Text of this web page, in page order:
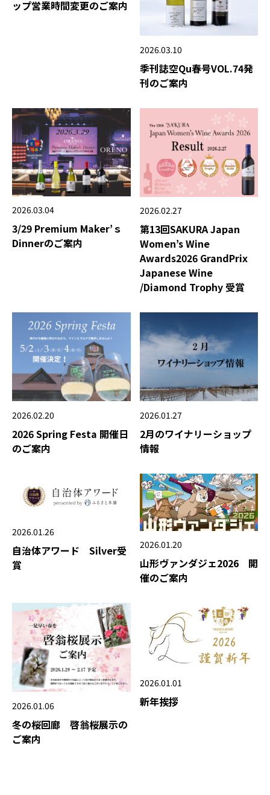
ップ営業時間変更のご案内
2026.03.10
季刊誌空Qu春号VOL.74発
刊のご案内
2026.03.04
3/29 Premium Maker’ｓ
Dinnerのご案内
2026.02.27
第13回SAKURA Japan
Women’s Wine
Awards2026 GrandPrix
Japanese Wine
/Diamond Trophy 受賞
2026.02.20
2026 Spring Festa 開催日
のご案内
2026.01.27
2月のワイナリーショップ
情報
2026.01.26
自治体アワード Silver受
賞
2026.01.20
山形ヴァンダジェ2026 開
催のご案内
2026.01.06
冬の桜回廊 啓翁桜展示の
ご案内
2026.01.01
新年挨拶